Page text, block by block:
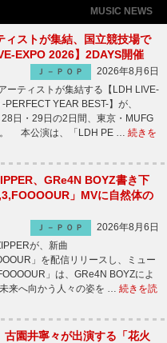
MUSIC NEWS
ィストが集結、国立競技場で
EXPO 2026】2DAYS開催
Ｊ－ＰＯＰ
2026年8月6日
ーティストが集結する【LDH LIVE-
PERFECT YEAR BEST-】が、
日・29日の2日間、東京・MUFG
。 本公演は、「LDH PE … 続きを
、GRe4N BOYZ書き下
」MVに自然体の
Ｊ－ＰＯＰ
2026年8月6日
が、新曲
」を配信リリースし、ミュー
」は、GRe4N BOYZによ
来へ向かう人々の姿を … 続きを読
古園井寧々が出演する「花火